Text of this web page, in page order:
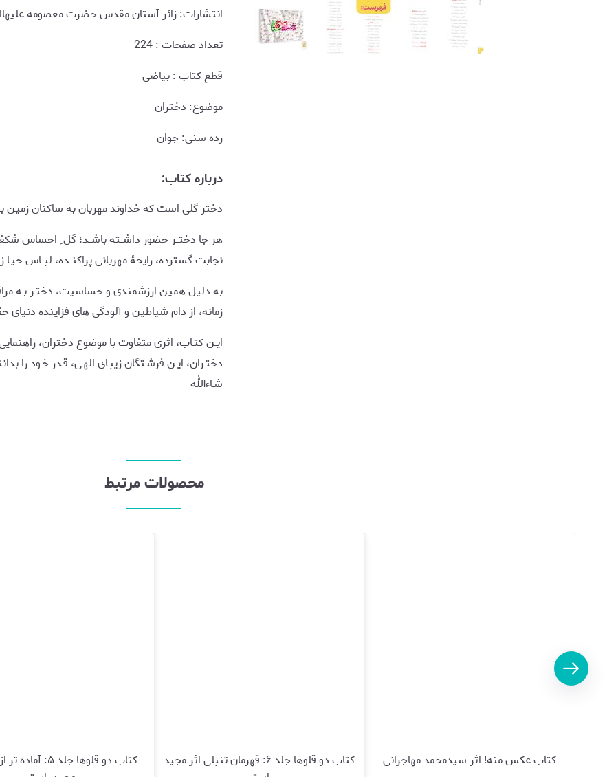
انتشارات: زائر آستان مقدس حضرت معصومه
تعداد صفحات : 224
قطع کتاب : بیاضی
موضوع: دختران
رده سنی: جوان
درباره کتاب:
دختر گلی است که خداوند مهربان به ساکنان زمین
هر جا دختــر حضور داشــته باشــد؛ گل ِ احساس شکفته،
نجابت گسترده، رایحۀ مهربانی پراکنــده، لبــاس
به دلیل همین ارزشمندی و حساسیت، دختـر بـه
زمانه، از دام شیاطین و آلودگی های فزاینده دنیای
ایـن کتـاب، اثری متفاوت با موضوع دختران،
دختـران، ایـن فرشـتگان زیبـای الهـی، قـدر خـود را
شـاءالله
محصولات مرتبط
کتاب عکس منه! اثر سیدمحمد مهاجرانی
کتاب دو قلوها جلد ۶: قهرمان تنبلی اثر مجید
کتاب دو قلوها جلد ۵: